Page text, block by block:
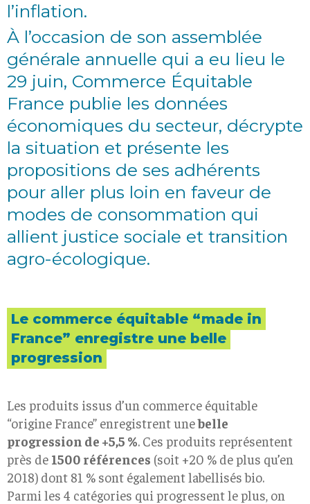
l’inflation.
À l’occasion de son assemblée
générale annuelle qui a eu lieu le
29 juin, Commerce Équitable
France publie les données
économiques du secteur, décrypte
la situation et présente les
propositions de ses adhérents
pour aller plus loin en faveur de
modes de consommation qui
allient justice sociale et transition
agro-écologique.
Le commerce équitable “made in
France” enregistre une belle
progression
Les produits issus d’un commerce équitable
“origine France” enregistrent unebelle
progression de +5,5 %. Ces produits représentent
près de 1500 références (soit +20 % de plus qu’en
2018) dont 81 % sont également labellisés bio.
Parmi les 4 catégories qui progressent le plus, on